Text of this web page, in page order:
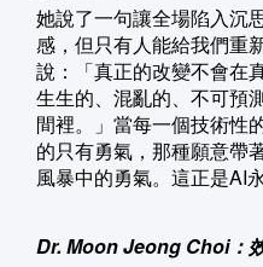
她說了一句讓全場陷入沉
感，但只有人能給我們重
說：「真正的改變不會在
生生的、混亂的、不可預
間裡。」當每一個技術性
的只有勇氣，那種願意帶
風暴中的勇氣。這正是AI
Dr. Moon Jeong Choi：